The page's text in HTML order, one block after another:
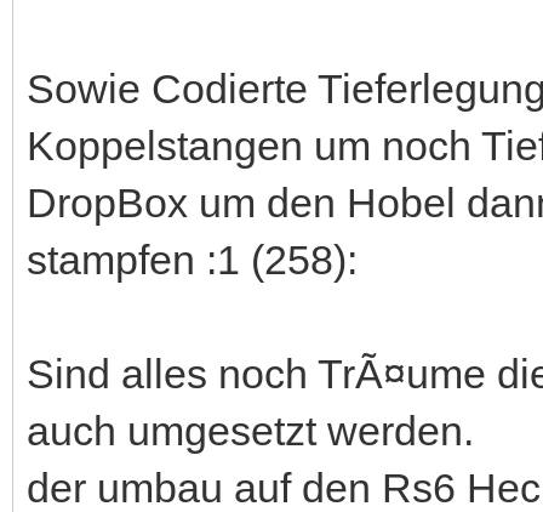
Sowie Codierte
Koppelstangen um noch
DropBox um den Hobel
stampfen :1 (258):
Sind alles noch TrÃ¤ume
auch umgesetzt werden.
der umbau auf den Rs6